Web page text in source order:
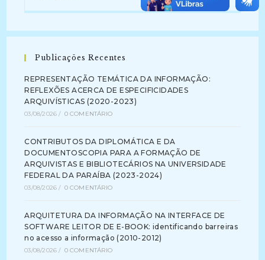
Publicações Recentes
REPRESENTAÇÃO TEMÁTICA DA INFORMAÇÃO:
REFLEXÕES ACERCA DE ESPECIFICIDADES
ARQUIVÍSTICAS (2020-2023)
03/08/2026 / 0 COMENTÁRIO
CONTRIBUTOS DA DIPLOMÁTICA E DA
DOCUMENTOSCOPIA PARA A FORMAÇÃO DE
ARQUIVISTAS E BIBLIOTECÁRIOS NA UNIVERSIDADE
FEDERAL DA PARAÍBA (2023-2024)
03/08/2026 / 0 COMENTÁRIO
ARQUITETURA DA INFORMAÇÃO NA INTERFACE DE
SOFTWARE LEITOR DE E-BOOK: identificando barreiras
no acesso a informação (2010-2012)
03/08/2026 / 0 COMENTÁRIO